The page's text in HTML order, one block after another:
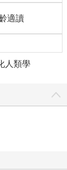
適讀
人類學